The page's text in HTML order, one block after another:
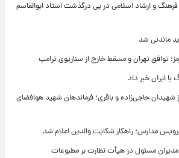
و ارشاد اسلامی در پی درگذشت استاد ابوالقاسم
ماندنی شد
توافق تهران و مسقط خارج از سناریوی ترامپ
ایران خبر داد
شهیدان حاجی‌زاده و باقری؛ فرماندهان شهید هوافضای
مدارس؛ راهکار شکایت والدین اعلام شد
مدیران مسئول در هیأت نظارت بر مطبوعات